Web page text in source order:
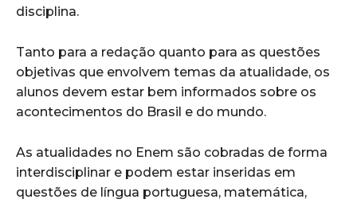
disciplina.
Tanto para a redação quanto para as questões
objetivas que envolvem temas da atualidade, os
alunos devem estar bem informados sobre os
acontecimentos do Brasil e do mundo.
As atualidades no Enem são cobradas de forma
interdisciplinar e podem estar inseridas em
questões de língua portuguesa, matemática,